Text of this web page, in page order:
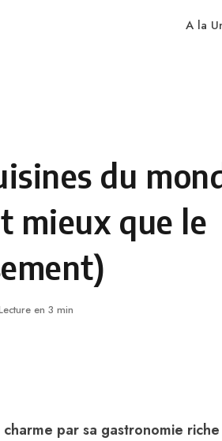
A la
du
mieux que le
en 3 min
charme par sa gastronomie